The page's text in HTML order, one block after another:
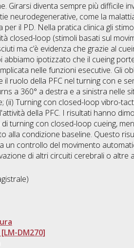
Girarsi diventa sempre più difficile
neurodegenerative, come la
il PD. Nella pratica clinica gli
closed-loop (stimoli basati sul
ma c’è evidenza che grazie al
ipotizzato che il cueing
nelle funzioni esecutive. Gli
ruolo della PFC nel turning con e
a 360° a destra e a sinistra nelle
(ii) Turning con closed-loop vibro-
della PFC. I risultati hanno
turning con closed-loop cueing,
alla condizione baseline. Questo
un controllo del movimento
di altri circuiti cerebrali o altre
DM270]